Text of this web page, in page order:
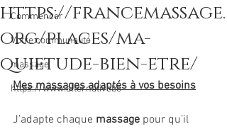
Commencer
Votre communauté
massage
https://www.alternativebo
https://francemassage.
org/places/ma-
quietude-bien-etre/
Mes massages adaptés à vos besoins
J’adapte chaque massage pour qu’il